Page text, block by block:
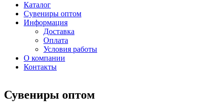
Каталог
Сувениры оптом
Информация
Доставка
Оплата
Условия работы
О компании
Контакты
Сувениры оптом